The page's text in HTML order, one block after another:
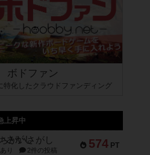
ボドファン
特化したクラウドファンディング
上昇中
574 PT
がいさがし
り 2件の投稿